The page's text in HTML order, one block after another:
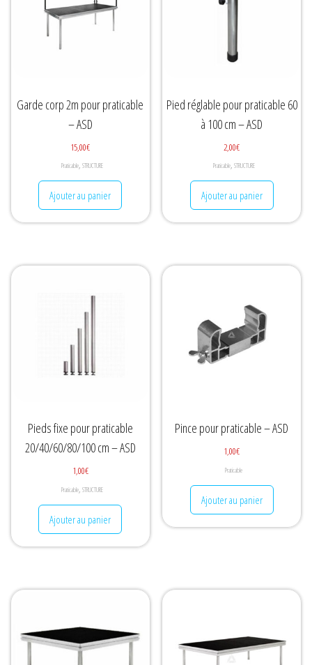
Garde corp 2m pour praticable
– ASD
15,00€
Praticable, STRUCTURE
Ajouter au panier
Pied réglable pour praticable 60
à 100 cm – ASD
2,00€
Praticable, STRUCTURE
Ajouter au panier
Pieds fixe pour praticable
20/40/60/80/100 cm – ASD
1,00€
Praticable, STRUCTURE
Ajouter au panier
Pince pour praticable – ASD
1,00€
Praticable
Ajouter au panier